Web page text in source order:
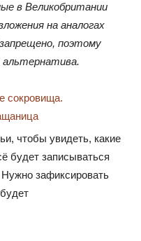
в Великобритании
на аналогах
, поэтому
, чтобы увидеть, какие
будет записываться
Нужно зафиксировать